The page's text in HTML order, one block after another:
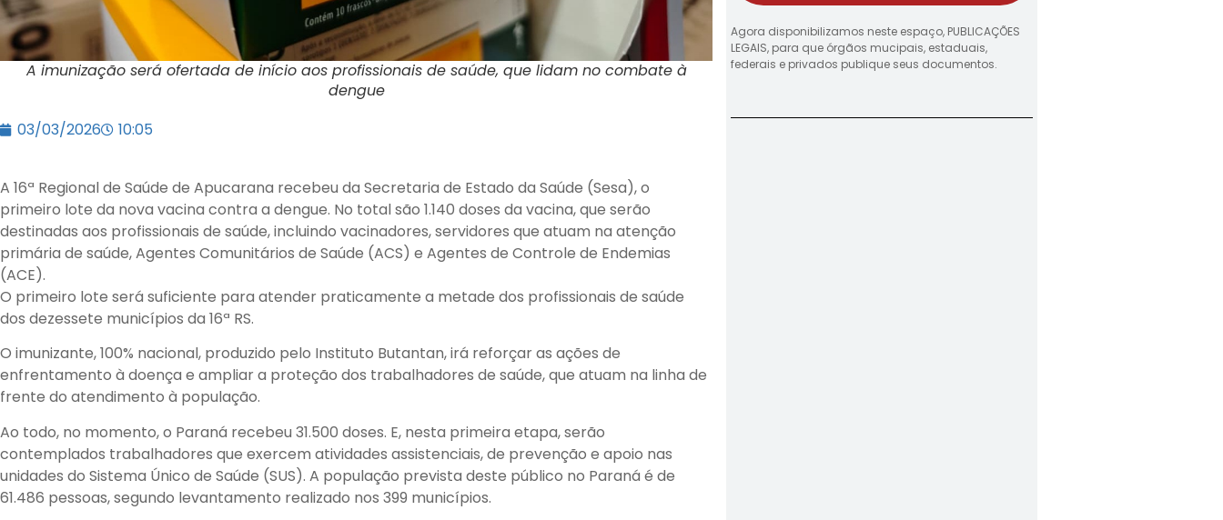
A imunização será ofertada de início aos profissionais de saúde, que lidam no combate à
dengue
03/03/2026
10:05
A 16ª Regional de Saúde de Apucarana recebeu da Secretaria de Estado da Saúde (Sesa), o
primeiro lote da nova vacina contra a dengue. No total são 1.140 doses da vacina, que serão
destinadas aos profissionais de saúde, incluindo vacinadores, servidores que atuam na atenção
primária de saúde, Agentes Comunitários de Saúde (ACS) e Agentes de Controle de Endemias
(ACE).
O primeiro lote será suficiente para atender praticamente a metade dos profissionais de saúde
dos dezessete municípios da 16ª RS.
O imunizante, 100% nacional, produzido pelo Instituto Butantan, irá reforçar as ações de
enfrentamento à doença e ampliar a proteção dos trabalhadores de saúde, que atuam na linha de
frente do atendimento à população.
Ao todo, no momento, o Paraná recebeu 31.500 doses. E, nesta primeira etapa, serão
contemplados trabalhadores que exercem atividades assistenciais, de prevenção e apoio nas
unidades do Sistema Único de Saúde (SUS). A população prevista deste público no Paraná é de
61.486 pessoas, segundo levantamento realizado nos 399 municípios.
Agora disponibilizamos neste espaço, PUBLICAÇÕES
LEGAIS, para que órgãos mucipais, estaduais,
federais e privados publique seus documentos.